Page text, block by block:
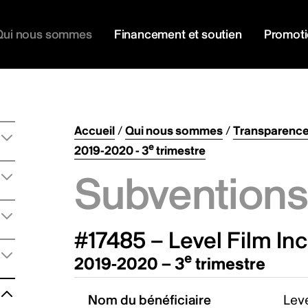
nous sommes Financement et soutien
Accueil/Qui nous sommes/
2019-2020 - 3etrimestre
#17485 – Level Film
2019-2020 – 3e trimestre
Nom du bénéficiaire